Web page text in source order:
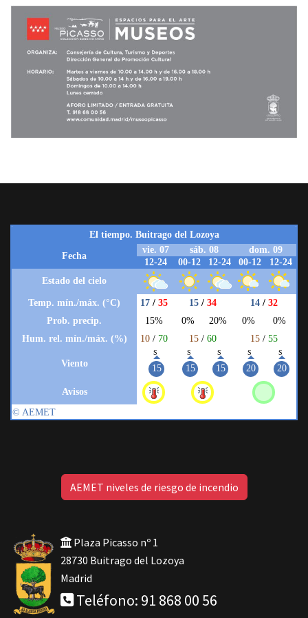
AEMET niveles de riesgo de incendio
Plaza Picasso nº 1
28730 Buitrago del Lozoya
Madrid
Teléfono: 91 868 00 56